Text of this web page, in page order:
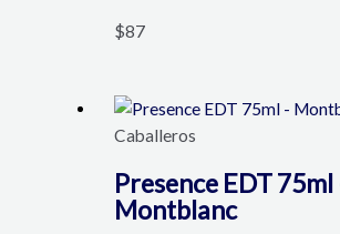
$87
Caballeros
Presence EDT 75ml
Montblanc